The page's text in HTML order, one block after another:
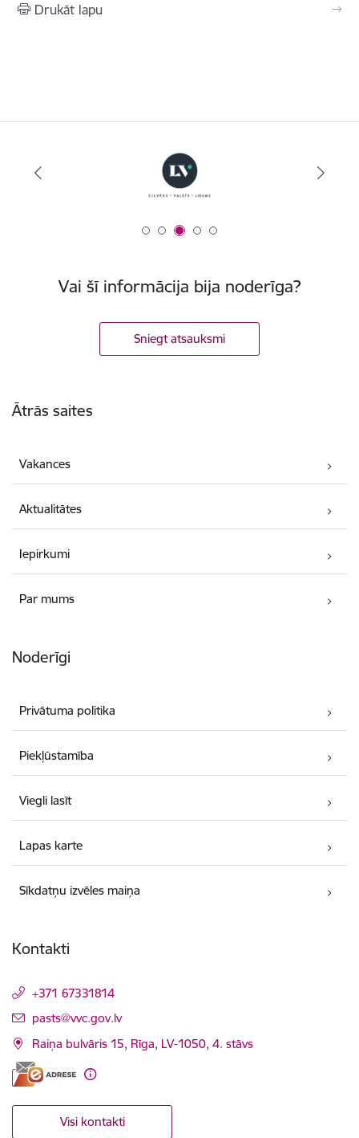
Drukāt lapu
Vai šī informācija bija noderīga?
Sniegt atsauksmi
Ātrās saites
Vakances
Aktualitātes
Iepirkumi
Par mums
Noderīgi
Privātuma politika
Piekļūstamība
Viegli lasīt
Lapas karte
Sīkdatņu izvēles maiņa
Kontakti
+371 67331814
E-pasts:
pasts@vvc.gov.lv
Raiņa bulvāris 15, Rīga, LV-1050, 4. stāvs
Visi kontakti